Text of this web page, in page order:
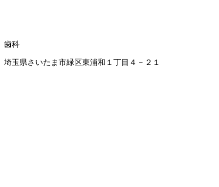
歯科
埼玉県さいたま市緑区東浦和１丁目４－２１